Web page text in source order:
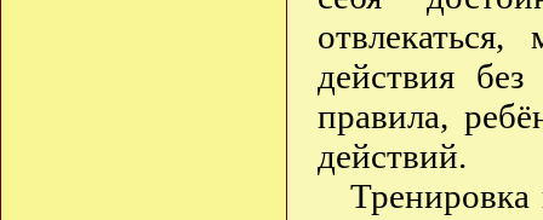
действия
правила,
действий.
Тренировка